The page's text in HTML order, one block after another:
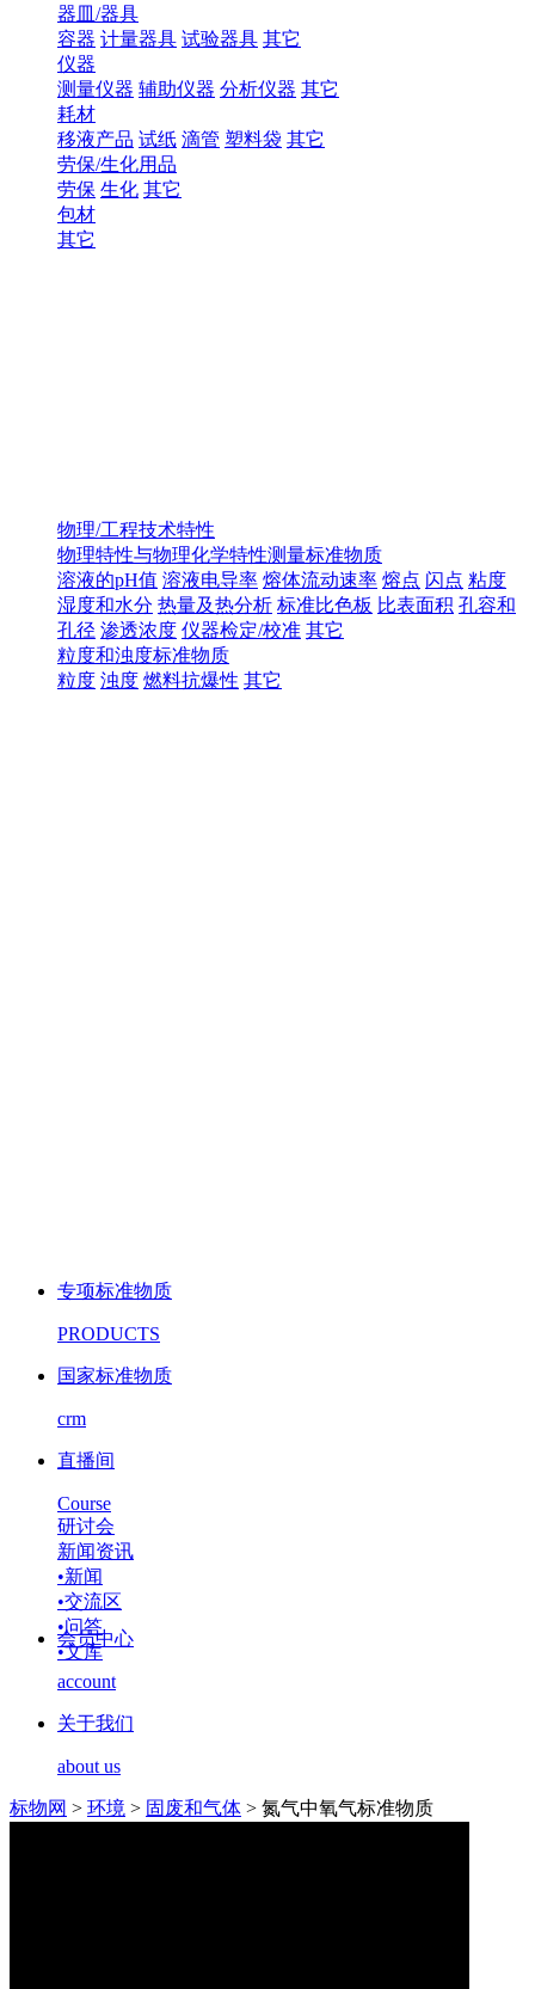
器皿/器具
容器 计量器具 试验器具 其它
仪器
测量仪器 辅助仪器 分析仪器 其它
耗材
移液产品 试纸 滴管 塑料袋 其它
劳保/生化用品
劳保 生化 其它
包材
其它
物理/工程技术特性
物理特性与物理化学特性测量标准物质
溶液的pH值 溶液电导率 熔体流动速率 熔点 闪点 粘度
湿度和水分 热量及热分析 标准比色板 比表面积 孔容和
孔径 渗透浓度 仪器检定/校准 其它
粒度和浊度标准物质
粒度 浊度 燃料抗爆性 其它
专项标准物质
PRODUCTS
国家标准物质
crm
直播间
Course
研讨会
新闻资讯
•新闻
•交流区
•问答
•文库
会员中心
account
关于我们
about us
标物网 > 环境 > 固废和气体 > 氮气中氧气标准物质